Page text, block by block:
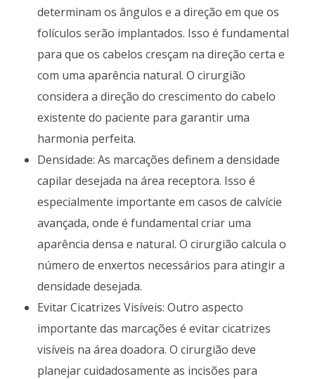
determinam os ângulos e a direção em que os
folículos serão implantados. Isso é fundamental
para que os cabelos cresçam na direção certa e
com uma aparência natural. O cirurgião
considera a direção do crescimento do cabelo
existente do paciente para garantir uma
harmonia perfeita.
Densidade: As marcações definem a densidade
capilar desejada na área receptora. Isso é
especialmente importante em casos de calvície
avançada, onde é fundamental criar uma
aparência densa e natural. O cirurgião calcula o
número de enxertos necessários para atingir a
densidade desejada.
Evitar Cicatrizes Visíveis: Outro aspecto
importante das marcações é evitar cicatrizes
visíveis na área doadora. O cirurgião deve
planejar cuidadosamente as incisões para